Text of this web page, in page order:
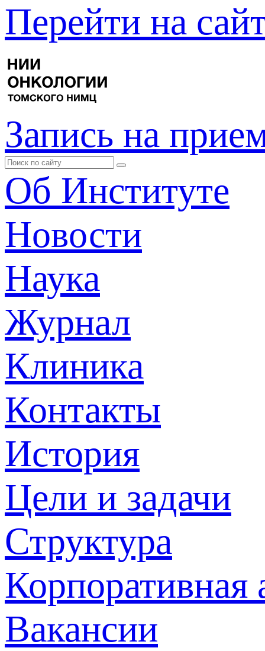
Перейти на
Запись на
Об Институте
Новости
Наука
Журнал
Клиника
Контакты
История
Цели и задачи
Структура
Корпоративная
Вакансии